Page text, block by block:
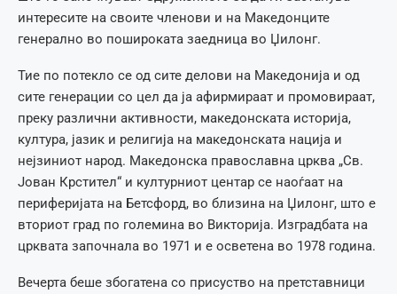
интересите на своите членови и на Македонците
генерално во пошироката заедница во Џилонг.
Тие по потекло се од сите делови на Македонија и од
сите генерации со цел да ја афирмираат и промовираат,
преку различни активности, македонската историја,
култура, јазик и религија на македонската нација и
нејзиниот народ. Македонска православна црква „Св.
Јован Крстител“ и културниот центар се наоѓаат на
периферијата на Бетсфорд, во близина на Џилонг, што е
вториот град по големина во Викторија. Изградбата на
црквата започнала во 1971 и е осветена во 1978 година.
Вечерта беше збогатена со присуство на претставници